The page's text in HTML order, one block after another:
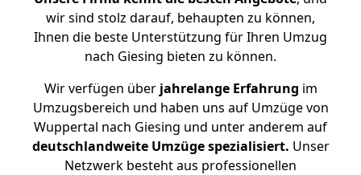
wir sind stolz darauf, behaupten zu können,
Ihnen die beste Unterstützung für Ihren Umzug
nach Giesing bieten zu können.
Wir verfügen überjahrelange Erfahrung im
Umzugsbereich und haben uns auf Umzüge von
Wuppertal nach Giesing und unter anderem auf
deutschlandweite Umzüge spezialisiert. Unser
Netzwerk besteht aus professionellen